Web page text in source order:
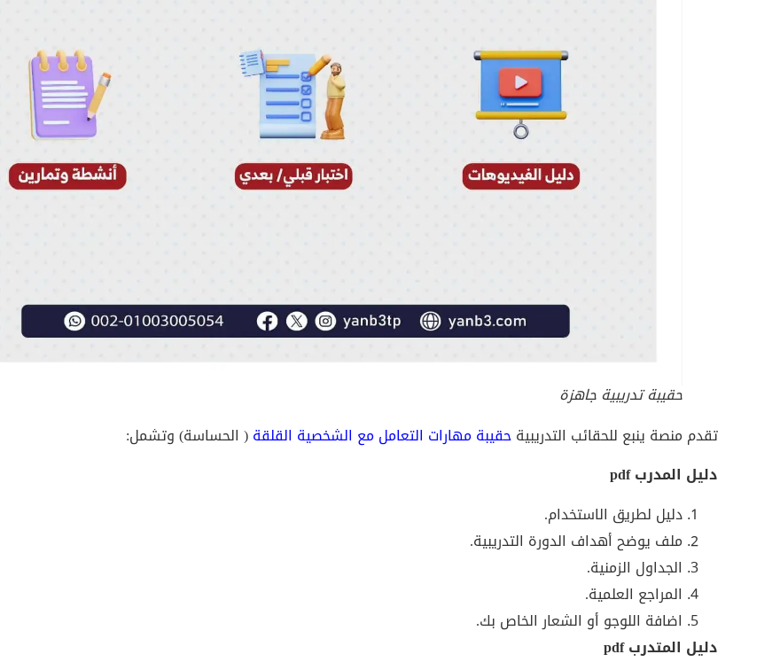
حقيبة تدريبية جاهزة
تقدم منصة ينبع للحقائب التدريبيةحقيبة مهارات التعامل مع الشخصية القلقة( الحساسة) وتشمل:
دليل المدرب pdf
دليل لطريق الاستخدام.
ملف يوضح أهداف الدورة التدريبية.
الجداول الزمنية.
المراجع العلمية.
اضافة اللوجو أو الشعار الخاص بك.
دليل المتدرب pdf